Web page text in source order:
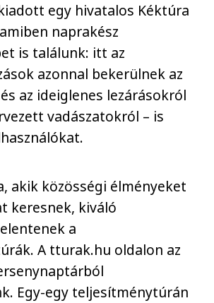
egy hivatalos Kéktúra
naprakész
is találunk: itt az
azonnal bekerülnek az
az ideiglenes lezárásokról
vadászatokról – is
akik közösségi élményeket
keresnek, kiváló
a
A tturak.hu oldalon az
Egy-egy teljesítménytúrán